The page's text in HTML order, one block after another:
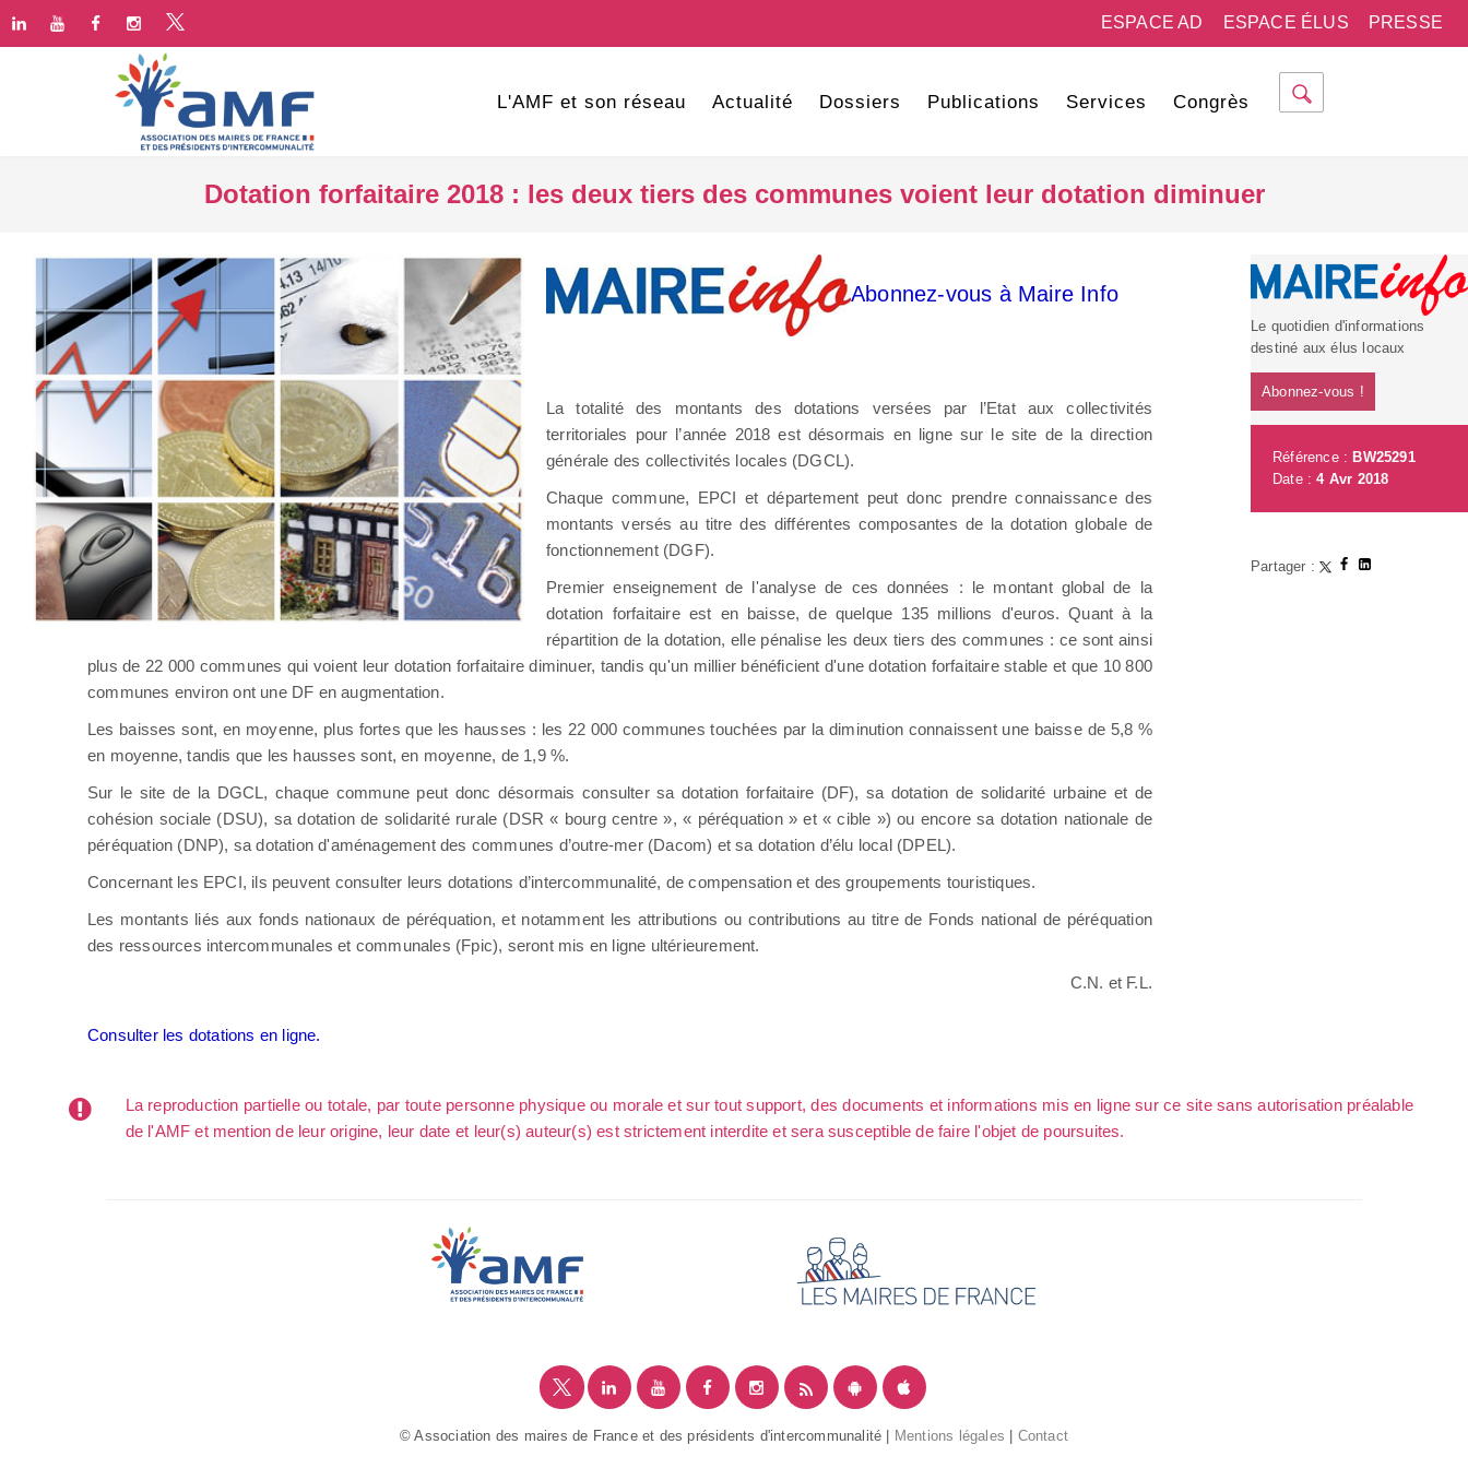
PRESSE
ESPACE ÉLUS
ESPACE AD
L'AMF et son réseau Actualité Dossiers Publications Services Congrès
Dotation forfaitaire 2018 : les deux tiers des communes voient leur dotation diminuer
Abonnez-vous à Maire Info
La totalité des montants des dotations versées par l’Etat aux collectivités
territoriales pour l’année 2018 est désormais en ligne sur le site de la direction
générale des collectivités locales (DGCL).
Chaque commune, EPCI et département peut donc prendre connaissance des
montants versés au titre des différentes composantes de la dotation globale de
fonctionnement (DGF).
Premier enseignement de l'analyse de ces données : le montant global de la
dotation forfaitaire est en baisse, de quelque 135 millions d'euros. Quant à la
répartition de la dotation, elle pénalise les deux tiers des communes : ce sont ainsi
plus de 22 000 communes qui voient leur dotation forfaitaire diminuer, tandis qu'un millier bénéficient d'une dotation forfaitaire stable et que 10 800
communes environ ont une DF en augmentation.
Les baisses sont, en moyenne, plus fortes que les hausses : les 22 000 communes touchées par la diminution connaissent une baisse de 5,8 %
en moyenne, tandis que les hausses sont, en moyenne, de 1,9 %.
Sur le site de la DGCL, chaque commune peut donc désormais consulter sa dotation forfaitaire (DF), sa dotation de solidarité urbaine et de
cohésion sociale (DSU), sa dotation de solidarité rurale (DSR « bourg centre », « péréquation » et « cible ») ou encore sa dotation nationale de
péréquation (DNP), sa dotation d'aménagement des communes d’outre-mer (Dacom) et sa dotation d’élu local (DPEL).
Concernant les EPCI, ils peuvent consulter leurs dotations d’intercommunalité, de compensation et des groupements touristiques.
Les montants liés aux fonds nationaux de péréquation, et notamment les attributions ou contributions au titre de Fonds national de péréquation
des ressources intercommunales et communales (Fpic), seront mis en ligne ultérieurement.
C.N. et F.L.
Consulter les dotations en ligne.
Le quotidien d'informations
destiné aux élus locaux
Abonnez-vous !
Référence : BW25291
Date :4 Avr 2018
Partager :
La reproduction partielle ou totale, par toute personne physique ou morale et sur tout support, des documents et informations mis en ligne sur ce site sans autorisation préalable
de l'AMF et mention de leur origine, leur date et leur(s) auteur(s) est strictement interdite et sera susceptible de faire l'objet de poursuites.
© Association des maires de France et des présidents d'intercommunalité | Mentions légales | Contact